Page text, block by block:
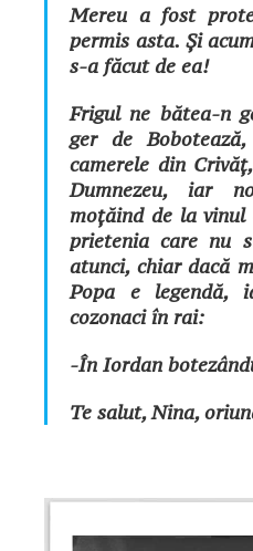
Mereu a fost
permis asta. Și
s-a făcut de ea!
Frigul ne bătea-n
ger de
camerele din
Dumnezeu, iar
moțăind de la vinul
prietenia care nu
atunci, chiar dacă
Popa e legendă,
cozonaci în rai:
-În Iordan
Te salut, Nina,